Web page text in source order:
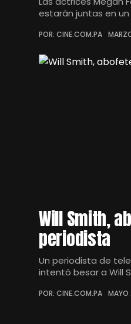
estarán juntas en un
POR: CINE.COM.PA
Will Smith,
periodista
Un periodista de
intentó besar a Will
POR: CINE.COM.PA MAYO